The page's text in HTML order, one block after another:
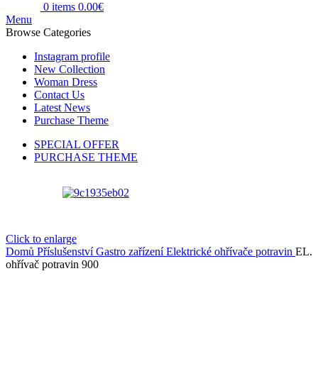
0 items 0.00€
Menu
Browse Categories
Instagram profile
New Collection
Woman Dress
Contact Us
Latest News
Purchase Theme
SPECIAL OFFER
PURCHASE THEME
Click to enlarge
Domů PříslušenstvíGastro zařízeníElektrické ohřívače potravin EL.
ohřívač potravin 900